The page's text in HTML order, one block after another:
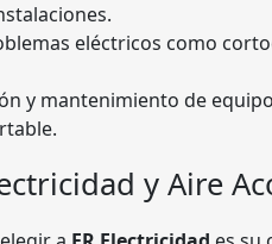
eléctricos como
y mantenimiento de
y Aire